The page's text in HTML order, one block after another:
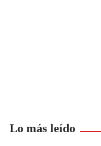
Lo más leído